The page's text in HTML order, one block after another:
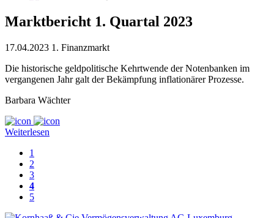
Marktbericht 1. Quartal 2023
17.04.2023 1. Finanzmarkt
Die historische geldpolitische Kehrtwende der Notenbanken im
vergangenen Jahr galt der Bekämpfung inflationärer Prozesse.
Barbara Wächter
Weiterlesen
1
2
3
4
5